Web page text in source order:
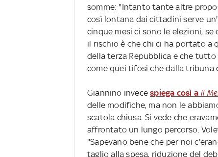
somme: "Intanto tante altre
così lontana dai cittadini serve
cinque mesi ci sono le elezioni,
il rischio è che chi ci ha portato a
della terza Repubblica e che
come quei tifosi che dalla tribuna
Giannino invecespiega così a Il
delle modifiche, ma non le
scatola chiusa. Si vede che
affrontato un lungo percorso.
"Sapevano bene che per noi
taglio alla spesa, riduzione del